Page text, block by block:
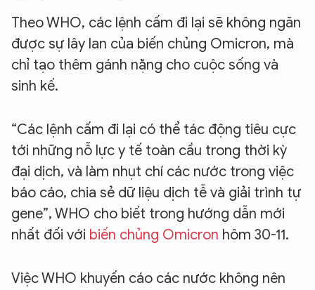
Theo WHO, các lệnh cấm đi lại sẽ không ngăn
được sự lây lan của biến chủng Omicron, mà
chỉ tạo thêm gánh nặng cho cuộc sống và
sinh kế.
“Các lệnh cấm đi lại có thể tác động tiêu cực
tới những nỗ lực y tế toàn cầu trong thời kỳ
đại dịch, và làm nhụt chí các nước trong việc
báo cáo, chia sẻ dữ liệu dịch tễ và giải trình tự
gene”, WHO cho biết trong hướng dẫn mới
nhất đối với biến chủng Omicron hôm 30-11.
Việc WHO khuyến cáo các nước không nên